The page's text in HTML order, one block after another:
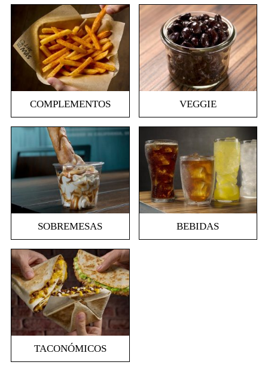
COMPLEMENTOS VEGGIE
SOBREMESAS BEBIDAS
TACONÓMICOS